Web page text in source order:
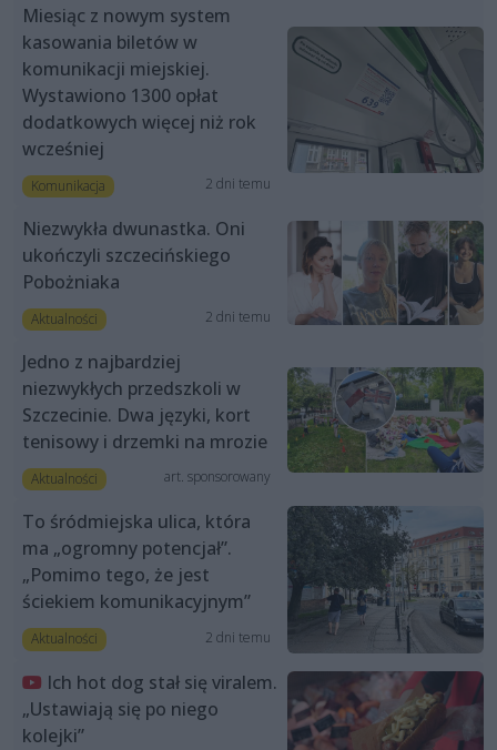
Miesiąc z nowym system
kasowania biletów w
komunikacji miejskiej.
Wystawiono 1300 opłat
dodatkowych więcej niż rok
wcześniej
Komunikacja 2 dni temu
Niezwykła dwunastka. Oni
ukończyli szczecińskiego
Pobożniaka
Aktualności 2 dni temu
Jedno z najbardziej
niezwykłych przedszkoli w
Szczecinie. Dwa języki, kort
tenisowy i drzemki na mrozie
Aktualności art. sponsorowany
To śródmiejska ulica, która
ma „ogromny potencjał”.
„Pomimo tego, że jest
ściekiem komunikacyjnym”
Aktualności 2 dni temu
Ich hot dog stał się viralem.
„Ustawiają się po niego
kolejki”